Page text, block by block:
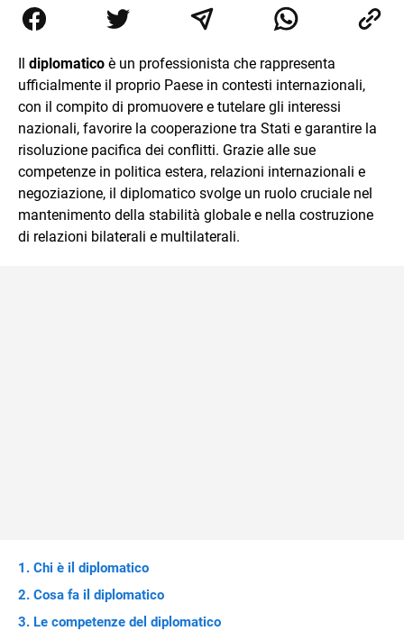
nell’apprendimento gli studenti di ogni ordine e grado
scolastico: un hub dedicato non solo giovani studenti, ma
esercizi online, video di approfondimento e infografiche.
Ogni lezione è pensata e realizzata da docenti esperti
della propria materia che trattano tutti gli argomenti
affrontati dagli studenti durante il percorso scolastico,
anche quelli più ostici, con un linguaggio semplice e
immediato e l'ausilio di contenuti multimediali a supporto
della spiegazione testuale.
Il diplomatico è un professionista che rappresenta
ufficialmente il proprio Paese in contesti internazionali,
con il compito di promuovere e tutelare gli interessi
nazionali, favorire la cooperazione tra Stati e garantire la
risoluzione pacifica dei conflitti. Grazie alle sue
competenze in politica estera, relazioni internazionali e
negoziazione, il diplomatico svolge un ruolo cruciale nel
mantenimento della stabilità globale e nella costruzione
di relazioni bilaterali e multilaterali.
Chi è il diplomatico
Cosa fa il diplomatico
Le competenze del diplomatico